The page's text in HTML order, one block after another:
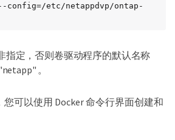
etc/netappdvp/ontap-
指定，否则卷驱动程序的默认名称
。
您可以使用 Docker 命令行界面创建和